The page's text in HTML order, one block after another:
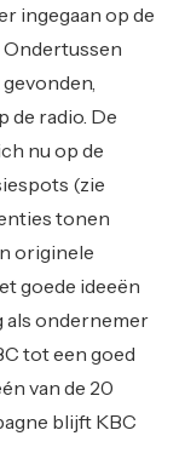
ingegaan op de
Ondertussen
de radio. De
nu op de
(zie
tonen
originele
goede ideeën
als ondernemer
tot een goed
van de 20
blijft KBC